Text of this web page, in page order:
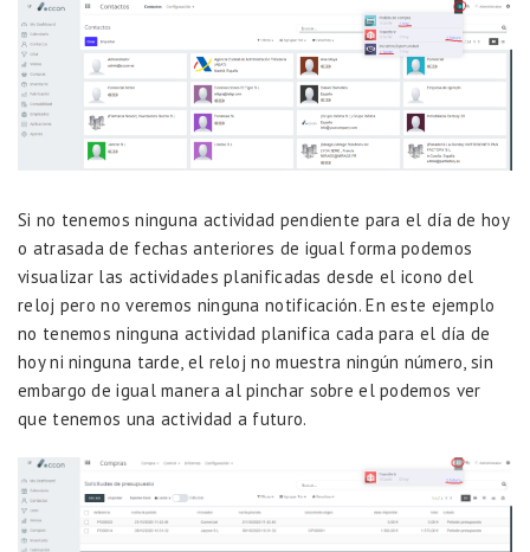
Si no tenemos ninguna actividad pendiente para el día de hoy
o atrasada de fechas anteriores de igual forma podemos
visualizar las actividades planificadas desde el icono del
reloj pero no veremos ninguna notificación. En este ejemplo
no tenemos ninguna actividad planifica cada para el día de
hoy ni ninguna tarde, el reloj no muestra ningún número, sin
embargo de igual manera al pinchar sobre el podemos ver
que tenemos una actividad a futuro.